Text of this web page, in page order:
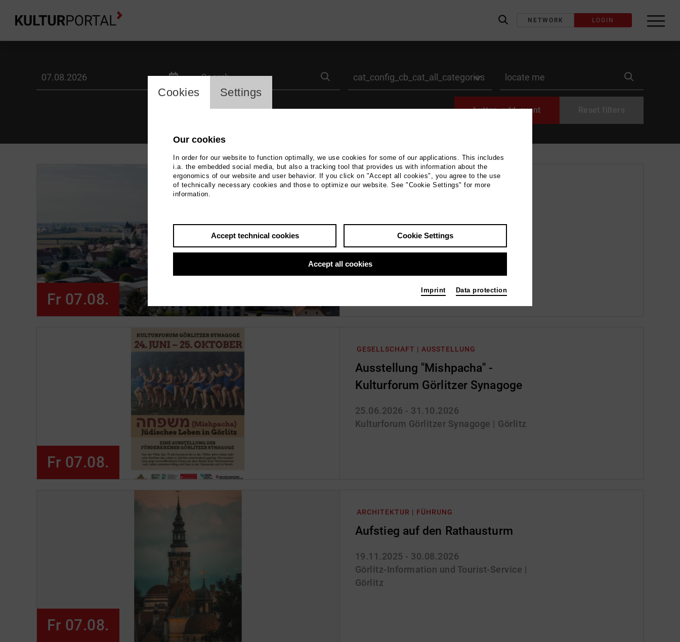
label_search
NETWORK LOGIN
button_add_event
FREIZEIT & SPORT
Jahre)
07.08.2026
Marktplatz Torgau | Torgau
Fr 07.08.
GESELLSCHAFT | AUSSTELLUNG
Ausstellung "Mishpacha" -
Kulturforum Görlitzer Synagoge
25.06.2026 - 31.10.2026
Kulturforum Görlitzer Synagoge | Görlitz
Fr 07.08.
ARCHITEKTUR | FÜHRUNG
Aufstieg auf den Rathausturm
19.11.2025 - 30.08.2026
Görlitz-Information und Tourist-Service |
Görlitz
Fr 07.08.
cookie_layer
Cookies Settings
Our cookies
In order for our website to function optimally, we use cookies for some of our applications. This includes
i.a. the embedded social media, but also a tracking tool that provides us with information about the
ergonomics of our website and user behavior. If you click on "Accept all cookies", you agree to the use
of technically necessary cookies and those to optimize our website. See "Cookie Settings" for more
information.
Accept technical cookies Cookie Settings
Accept all cookies
Imprint Data protection